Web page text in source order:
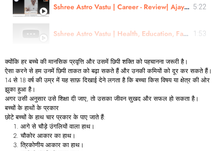
Sshree Astro Vastu | Career - Review| Ajay Sarwankar 5:22
Sshree Astro Vastu | Health, Education, Family Matter - Review | Mamta Jain 1:53
क्योंकि हर बच्चे की मानसिक प्रवृत्ति और उसमें छिपी शक्ति को पहचानना जरूरी है।
ऐसा करने से हम उनमें छिपी ताकत को बढ़ा सकते हैं और उनकी कमियों को दूर कर सकते हैं।
14 से 18 वर्ष की उम्र में यह साफ़ दिखाई देने लगता है कि बच्चा किस विषय या क्षेत्र की ओर
झुका हुआ है।
अगर उसी अनुसार उसे शिक्षा दी जाए, तो उसका जीवन सुखद और सफल हो सकता है।
बच्चोंकेहाथोंकेप्रकार
छोटे बच्चों के हाथ चार प्रकार के पाए जाते हैं:
आगे से चौड़े उंगलियों वाला हाथ।
चौकोर आकार का हाथ।
त्रिकोणीय आकार का हाथ।